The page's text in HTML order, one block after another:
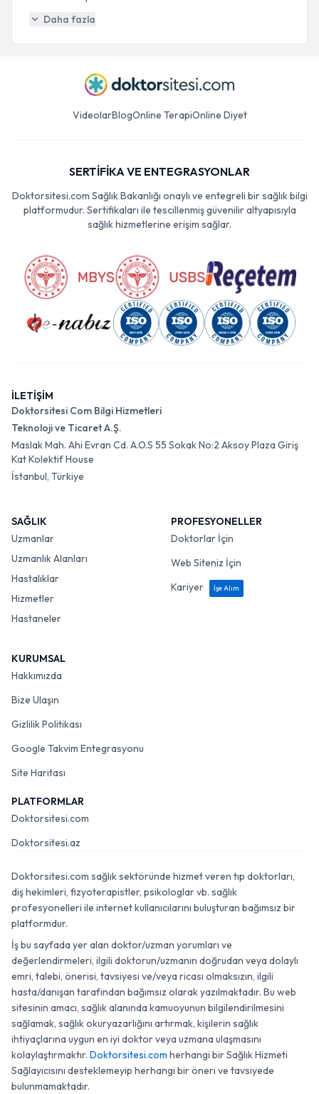
Daha fazla
VideolarBlogOnline TerapiOnline Diyet
SERTİFİKA VE ENTEGRASYONLAR
Doktorsitesi.com Sağlık Bakanlığı onaylı ve entegreli bir sağlık bilgi
platformudur. Sertifikaları ile tescillenmiş güvenilir altyapısıyla
sağlık hizmetlerine erişim sağlar.
İLETİŞİM
Doktorsitesi Com Bilgi Hizmetleri
Teknoloji ve Ticaret A.Ş.
Maslak Mah. Ahi Evran Cd. A.O.S 55 Sokak No:2 Aksoy Plaza Giriş
Kat Kolektif House
İstanbul, Türkiye
SAĞLIK
Uzmanlar
Uzmanlık Alanları
Hastalıklar
Hizmetler
Hastaneler
PROFESYONELLER
Doktorlar İçin
Web Siteniz İçin
Kariyer
İşe Alım
KURUMSAL
Hakkımızda
Bize Ulaşın
Gizlilik Politikası
Google Takvim Entegrasyonu
Site Haritası
PLATFORMLAR
Doktorsitesi.com
Doktorsitesi.az
Doktorsitesi.com sağlık sektöründe hizmet veren tıp doktorları,
diş hekimleri, fizyoterapistler, psikologlar vb. sağlık
profesyonelleri ile internet kullanıcılarını buluşturan bağımsız bir
platformdur.
İş bu sayfada yer alan doktor/uzman yorumları ve
değerlendirmeleri, ilgili doktorun/uzmanın doğrudan veya dolaylı
emri, talebi, önerisi, tavsiyesi ve/veya ricası olmaksızın, ilgili
hasta/danışan tarafından bağımsız olarak yazılmaktadır. Bu web
sitesinin amacı, sağlık alanında kamuoyunun bilgilendirilmesini
sağlamak, sağlık okuryazarlığını artırmak, kişilerin sağlık
ihtiyaçlarına uygun en iyi doktor veya uzmana ulaşmasını
kolaylaştırmaktır. Doktorsitesi.com herhangi bir Sağlık Hizmeti
Sağlayıcısını desteklemeyip herhangi bir öneri ve tavsiyede
bulunmamaktadır.